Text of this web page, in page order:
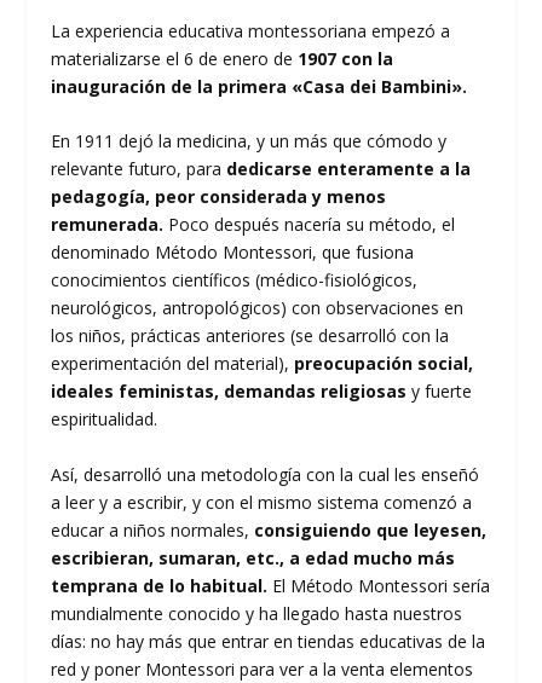
La experiencia educativa montessoriana empezó a
materializarse el 6 de enero de 1907 con la
inauguración de la primera «Casa dei Bambini».
En 1911 dejó la medicina, y un más que cómodo y
relevante futuro, para dedicarse enteramente a la
pedagogía, peor considerada y menos
remunerada. Poco después nacería su método, el
denominado Método Montessori, que fusiona
conocimientos científicos (médico-fisiológicos,
neurológicos, antropológicos) con observaciones en
los niños, prácticas anteriores (se desarrolló con la
experimentación del material), preocupación social,
ideales feministas, demandas religiosas y fuerte
espiritualidad.
Así, desarrolló una metodología con la cual les enseñó
a leer y a escribir, y con el mismo sistema comenzó a
educar a niños normales, consiguiendo que leyesen,
escribieran, sumaran, etc., a edad mucho más
temprana de lo habitual. El Método Montessori sería
mundialmente conocido y ha llegado hasta nuestros
días: no hay más que entrar en tiendas educativas de la
red y poner Montessori para ver a la venta elementos